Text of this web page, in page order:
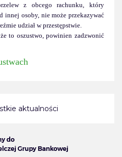
z obcego rachunku, który
innej osoby, nie może przekazywać
udział w przestępstwie.
to oszustwo, powinien zadzwonić
aktualności